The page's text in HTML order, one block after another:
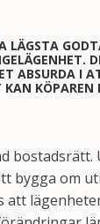
ABSURDA I
bygga om